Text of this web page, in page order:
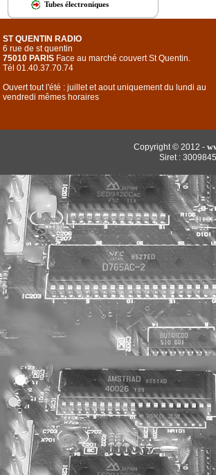
Tubes électroniques
ST QUENTIN RADIO
6 rue de st quentin
75010 PARIS Face au marché couvert St Quentin.
Tél 01.40.37.70.74
Ouvert tout l'été : juillet et aout uniquement du lundi au
vendredi mêmes horaires
Copyright © 2012 -
Siret :